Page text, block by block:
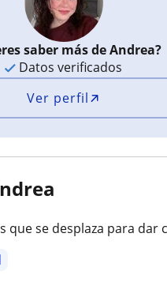
saber más de Andrea?
Datos verificados
Ver perfil
que se desplaza para dar